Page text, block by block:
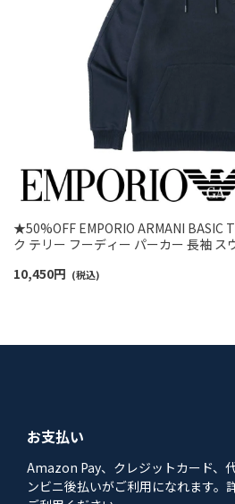
★50%OFF EMPORIO ARMANI BASIC
ク テリー フーディー パーカー 長袖 ス
10,450円 (税込)
お支払い
Amazon Pay、クレジットカード、
ンビニ後払いがご利用になれます。